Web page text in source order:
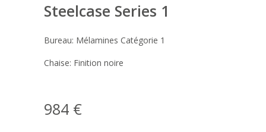
Steelcase Series 1
Bureau: Mélamines Catégorie 1
Chaise: Finition noire
984 €